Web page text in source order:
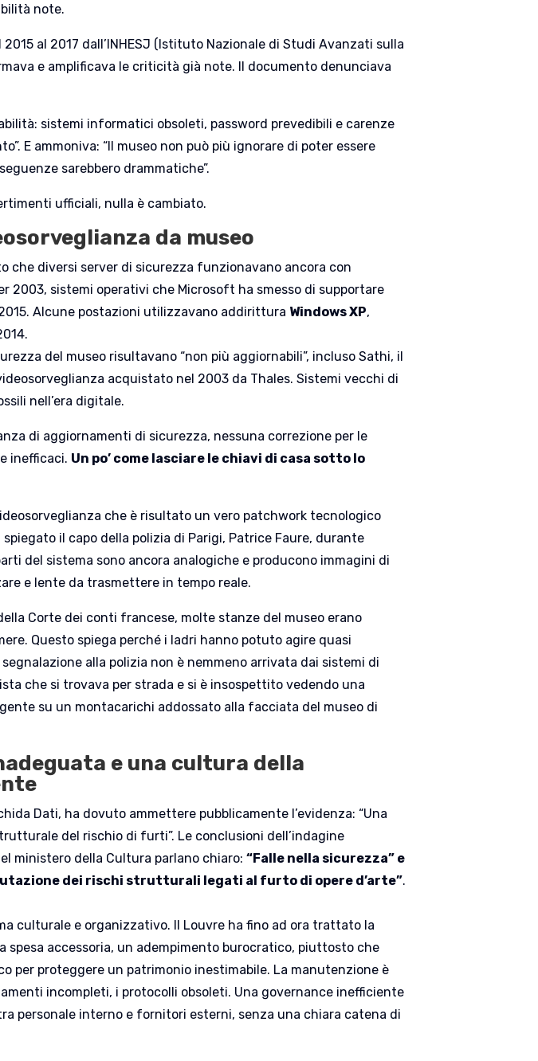
note.
al 2017 dall’INHESJ (Istituto Nazionale di Studi Avanzati sulla
e amplificava le criticità già note. Il documento denunciava
sistemi informatici obsoleti, password prevedibili e carenze
E ammoniva: “Il museo non può più ignorare di poter essere
sarebbero drammatiche”.
ufficiali, nulla è cambiato.
da museo
che diversi server di sicurezza funzionavano ancora con
2003, sistemi operativi che Microsoft ha smesso di supportare
Alcune postazioni utilizzavano addirittura Windows XP,
del museo risultavano “non più aggiornabili”, incluso Sathi, il
acquistato nel 2003 da Thales. Sistemi vecchi di
nell’era digitale.
di aggiornamenti di sicurezza, nessuna correzione per le
inefficaci. Un po’ come lasciare le chiavi di casa sotto lo
che è risultato un vero patchwork tecnologico
il capo della polizia di Parigi, Patrice Faure, durante
del sistema sono ancora analogiche e producono immagini di
e lente da trasmettere in tempo reale.
Corte dei conti francese, molte stanze del museo erano
Questo spiega perché i ladri hanno potuto agire quasi
alla polizia non è nemmeno arrivata dai sistemi di
che si trovava per strada e si è insospettito vedendo una
su un montacarichi addossato alla facciata del museo di
e una cultura della
Dati, ha dovuto ammettere pubblicamente l’evidenza: “Una
del rischio di furti”. Le conclusioni dell’indagine
ministero della Cultura parlano chiaro:“Falle nella sicurezza” e
dei rischi strutturali legati al furto di opere d’arte”.
culturale e organizzativo. Il Louvre ha fino ad ora trattato la
spesa accessoria, un adempimento burocratico, piuttosto che
per proteggere un patrimonio inestimabile. La manutenzione è
incompleti, i protocolli obsoleti. Una governance inefficiente
personale interno e fornitori esterni, senza una chiara catena di